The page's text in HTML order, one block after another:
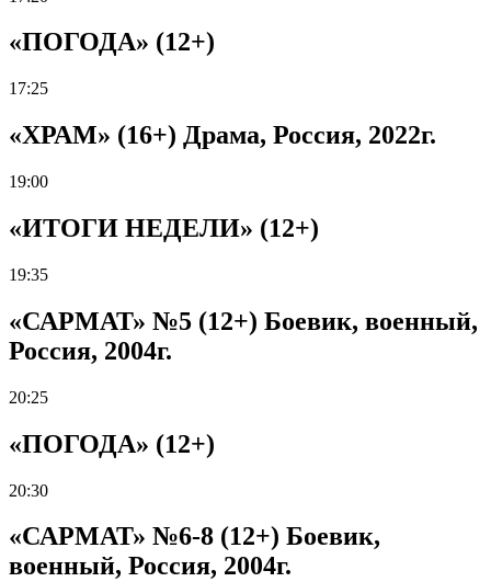
«ПОГОДА» (12+)
17:25
«ХРАМ» (16+) Драма, Россия, 2022г.
19:00
«ИТОГИ НЕДЕЛИ» (12+)
19:35
«САРМАТ» №5 (12+) Боевик, военный,
Россия, 2004г.
20:25
«ПОГОДА» (12+)
20:30
«САРМАТ» №6-8 (12+) Боевик,
военный, Россия, 2004г.